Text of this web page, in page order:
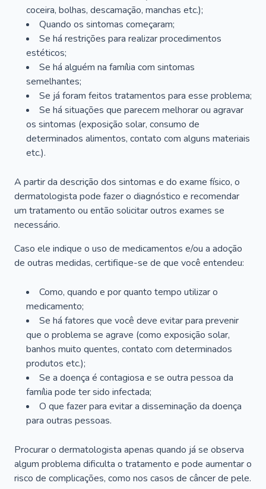
coceira, bolhas, descamação, manchas etc.);
Quando os sintomas começaram;
Se há restrições para realizar procedimentos
estéticos;
Se há alguém na família com sintomas
semelhantes;
Se já foram feitos tratamentos para esse problema;
Se há situações que parecem melhorar ou agravar
os sintomas (exposição solar, consumo de
determinados alimentos, contato com alguns materiais
etc.).
A partir da descrição dos sintomas e do exame físico, o
dermatologista pode fazer o diagnóstico e recomendar
um tratamento ou então solicitar outros exames se
necessário.
Caso ele indique o uso de medicamentos e/ou a adoção
de outras medidas, certifique-se de que você entendeu:
Como, quando e por quanto tempo utilizar o
medicamento;
Se há fatores que você deve evitar para prevenir
que o problema se agrave (como exposição solar,
banhos muito quentes, contato com determinados
produtos etc.);
Se a doença é contagiosa e se outra pessoa da
família pode ter sido infectada;
O que fazer para evitar a disseminação da doença
para outras pessoas.
Procurar o dermatologista apenas quando já se observa
algum problema dificulta o tratamento e pode aumentar o
risco de complicações, como nos casos de câncer de pele.